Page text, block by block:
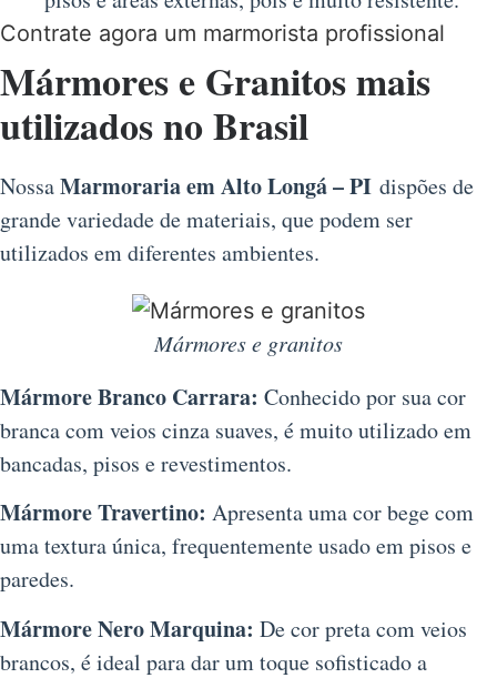
Contrate agora um marmorista profissional
Mármores e Granitos mais
utilizados no Brasil
NossaMarmoraria em Alto Longá – PI dispões de
grande variedade de materiais, que podem ser
utilizados em diferentes ambientes.
Mármores e granitos
Mármore Branco Carrara: Conhecido por sua cor
branca com veios cinza suaves, é muito utilizado em
bancadas, pisos e revestimentos.
Mármore Travertino: Apresenta uma cor bege com
uma textura única, frequentemente usado em pisos e
paredes.
Mármore Nero Marquina: De cor preta com veios
brancos, é ideal para dar um toque sofisticado a